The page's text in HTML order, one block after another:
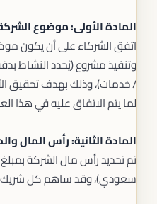
المادة الأولى: موضوع
اتفق الشركاء على أن يكون
وتنفيذ مشروع (يُحدد النشاط
/ خدمات)، وذلك بهدف تحقيق
لما يتم الاتفاق عليه في هذا
المادة الثانية: رأس المال
تم تحديد رأس مال الشركة
سعودي)، وقد ساهم كل شريك